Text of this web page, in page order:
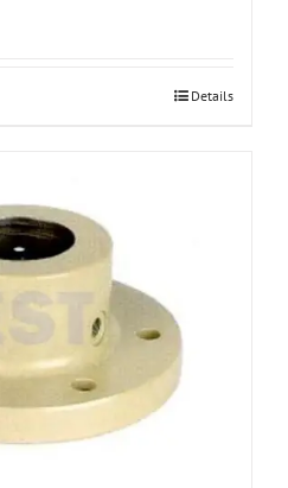
Details